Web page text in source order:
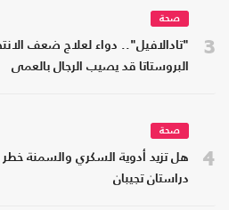
3
صحة
"تادالافيل".. دواء لعلاج ضعف
البروستاتا قد يصيب الرجال بالعمى
4
صحة
هل تزيد أدوية السكري والسمنة خطر
دراستان تجيبان